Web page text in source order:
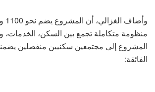
منظومة متكاملة تجمع بين السكن، الخدمات،
المشروع إلى مجتمعين سكنيين منفصلين
الفائقة: